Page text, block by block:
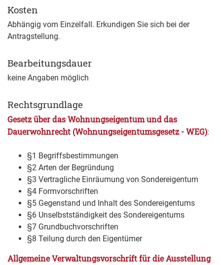
Kosten
Abhängig vom Einzelfall. Erkundigen Sie sich bei der
Antragstellung.
Bearbeitungsdauer
keine Angaben möglich
Rechtsgrundlage
Gesetz über das Wohnungseigentum und das
Dauerwohnrecht (Wohnungseigentumsgesetz - WEG):
§1 Begriffsbestimmungen
§2 Arten der Begründung
§3 Vertragliche Einräumung von Sondereigentum
§4 Formvorschriften
§5 Gegenstand und Inhalt des Sondereigentums
§6 Unselbstständigkeit des Sondereigentums
§7 Grundbuchvorschriften
§8 Teilung durch den Eigentümer
Allgemeine Verwaltungsvorschrift für die Ausstellung